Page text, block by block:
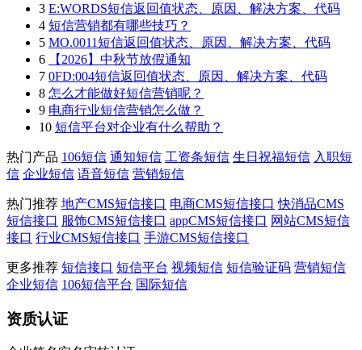
3 E:WORDS短信返回值状态、原因、解决方案、代码
4 短信营销都有哪些技巧？
5 MO.0011短信返回值状态、原因、解决方案、代码
6
【2026】中秋节放假通知
7 0FD:004短信返回值状态、原因、解决方案、代码
8 怎么才能做好短信营销呢？
9 电商行业短信营销怎么做？
10 短信平台对企业有什么帮助？
热门产品 106短信 通知短信 工资条短信 生日祝福短信 入职短
信 企业短信 语音短信 营销短信
热门推荐 地产CMS短信接口 电商CMS短信接口 快消品CMS
短信接口 服饰CMS短信接口 appCMS短信接口 网站CMS短信
接口 行业CMS短信接口 手游CMS短信接口
更多推荐 短信接口 短信平台 视频短信 短信验证码 营销短信
企业短信 106短信平台 国际短信
资质认证